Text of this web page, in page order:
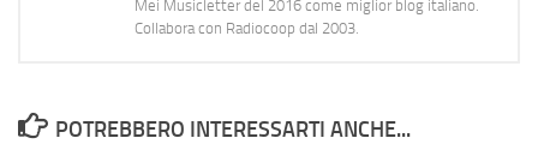
Mei Musicletter del 2016 come miglior blog italiano.
Collabora con Radiocoop dal 2003.
POTREBBERO INTERESSARTI ANCHE...